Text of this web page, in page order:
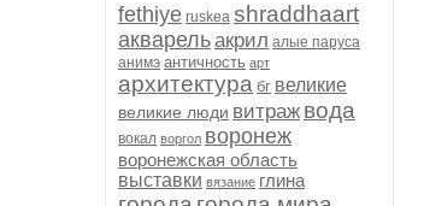
fethiye ruskea shraddhaart
акварельакрил алые паруса
анимэ античность арт
архитектура бг великие
великие люди витраж вода
вокал воргол воронеж
воронежская область
выставки вязание глина